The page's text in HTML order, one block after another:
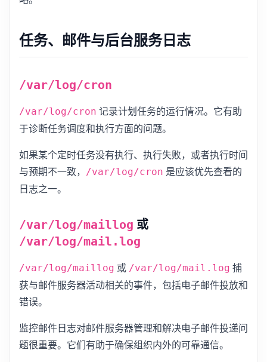
任务、邮件与后台服务日志
/var/log/cron
/var/log/cron 记录计划任务的运行情况。它有助
于诊断任务调度和执行方面的问题。
如果某个定时任务没有执行、执行失败，或者执行时间
与预期不一致， /var/log/cron 是应该优先查看的
日志之一。
/var/log/maillog 或
/var/log/mail.log
/var/log/maillog 或 /var/log/mail.log 捕
获与邮件服务器活动相关的事件，包括电子邮件投放和
错误。
监控邮件日志对邮件服务器管理和解决电子邮件投递问
题很重要。它们有助于确保组织内外的可靠通信。